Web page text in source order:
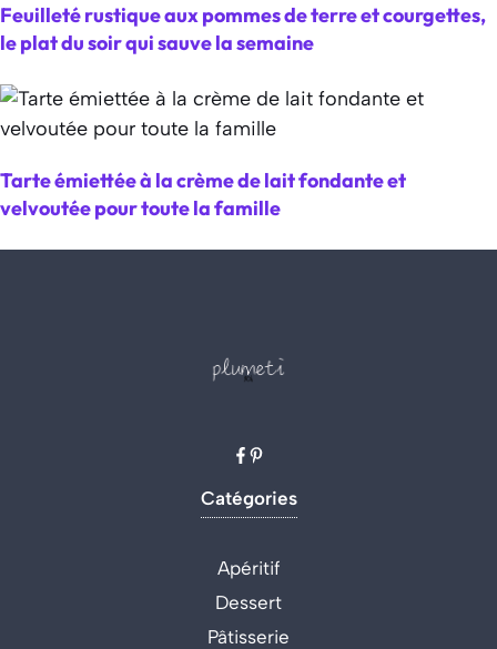
Feuilleté rustique aux pommes de terre et courgettes,
le plat du soir qui sauve la semaine
Tarte émiettée à la crème de lait fondante et
velvoutée pour toute la famille
Catégories
Apéritif
Dessert
Pâtisserie